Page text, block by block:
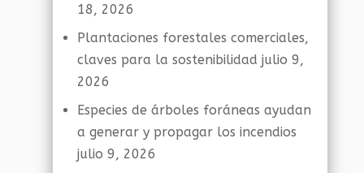
18, 2026
Plantaciones forestales comerciales,
claves para la sostenibilidad julio 9,
2026
Especies de árboles foráneas ayudan
a generar y propagar los incendios
julio 9, 2026